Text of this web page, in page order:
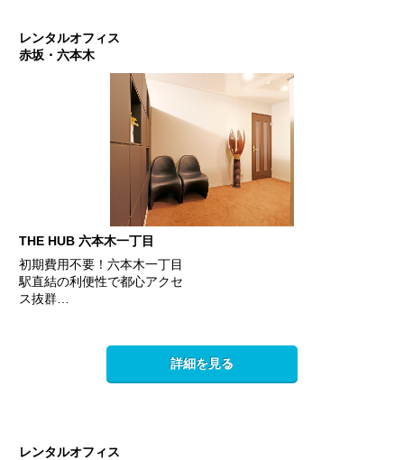
レンタルオフィス
赤坂・六本木
THE HUB 六本木一丁目
初期費用不要！六本木一丁目
駅直結の利便性で都心アクセ
ス抜群…
詳細を見る
レンタルオフィス